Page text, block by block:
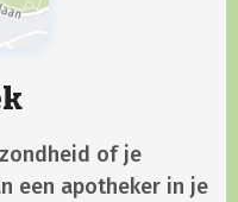
of je
een apotheker in je